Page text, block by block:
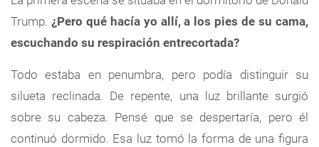
Trump. ¿Pero qué hacía yo allí, a los pies de su cama,
escuchando su respiración entrecortada?
Todo estaba en penumbra, pero podía distinguir su
silueta reclinada. De repente, una luz brillante surgió
sobre su cabeza. Pensé que se despertaría, pero él
continuó dormido. Esa luz tomó la forma de una figura